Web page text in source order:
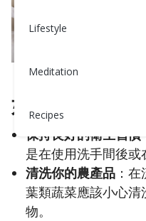
Lifestyle
Meditation
Recipes
如何預防諾如病
保持良好的衛生習慣
是在使用洗手間後或
清洗你的農產品 ：
葉類蔬菜應該小心
物。